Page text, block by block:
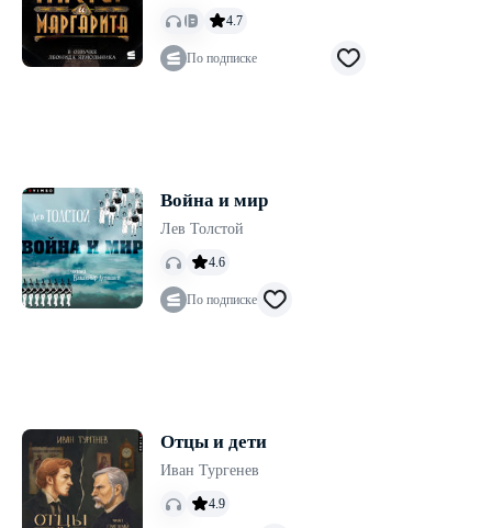
4.7
По подписке
Война и мир
Лев Толстой
4.6
По подписке
Отцы и дети
Иван Тургенев
4.9